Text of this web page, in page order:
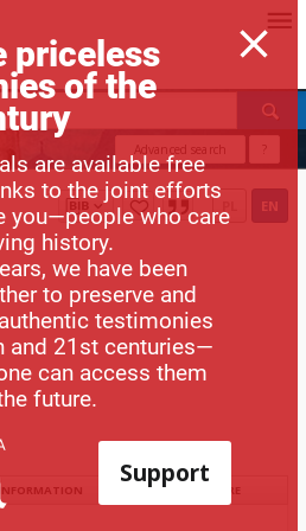
Advanced search ?
EN
INFORMATION STRUCTURE
priceless
of the
are available free
to the joint efforts
you—people who care
history.
we have been
to preserve and
testimonies
and 21st centuries—
can access them
future.
Support